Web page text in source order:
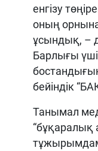
енгізу
оның
ұсындық, –
Барлығы
бейіндік
Танымал
“бұқаралық